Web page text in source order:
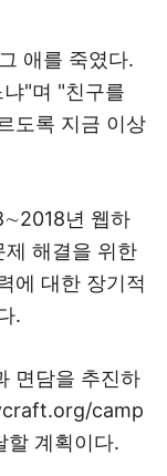
애를 죽였다.
"며 "친구를
도록 지금 이상
년 웹하
해결을 위한
에 대한 장기적
.
면담을 추진하
camp
할 계획이다.